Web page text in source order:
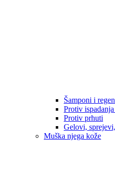
Šamponi i
Protiv
Protiv prhuti
Gelovi,
Muška njega kože